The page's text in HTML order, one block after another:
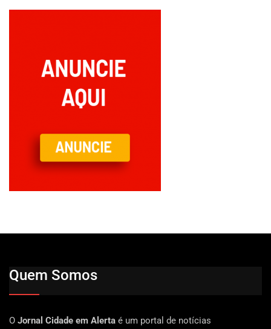
Quem Somos
O Jornal Cidade em Alerta é um portal de notícias